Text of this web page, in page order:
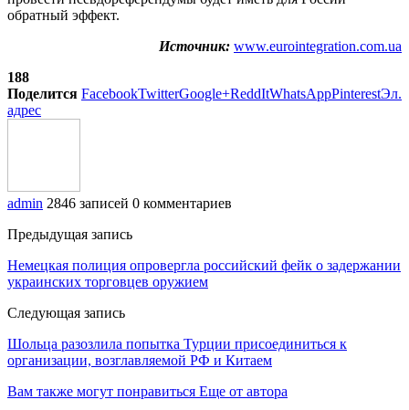
обратный эффект.
Источник: www.eurointegration.com.ua
188
Поделится FacebookTwitterGoogle+ReddItWhatsAppPinterestЭл.
адрес
admin 2846 записей 0 комментариев
Предыдущая запись
Немецкая полиция опровергла российский фейк о задержании
украинских торговцев оружием
Следующая запись
Шольца разозлила попытка Турции присоединиться к
организации, возглавляемой РФ и Китаем
Вам также могут понравиться Еще от автора